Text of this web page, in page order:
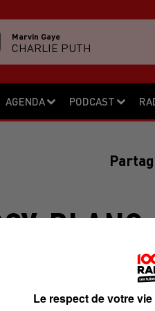
AGENDA PODCAST
Marvin Gaye
CHARLIE PUTH
Le respect de votre